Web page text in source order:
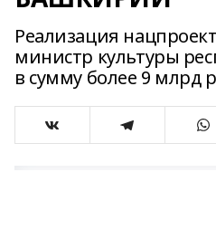
Реализация
министр культуры
в сумму более 9 млрд